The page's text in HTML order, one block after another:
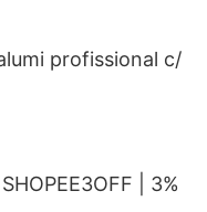
profissional c/
| 3%